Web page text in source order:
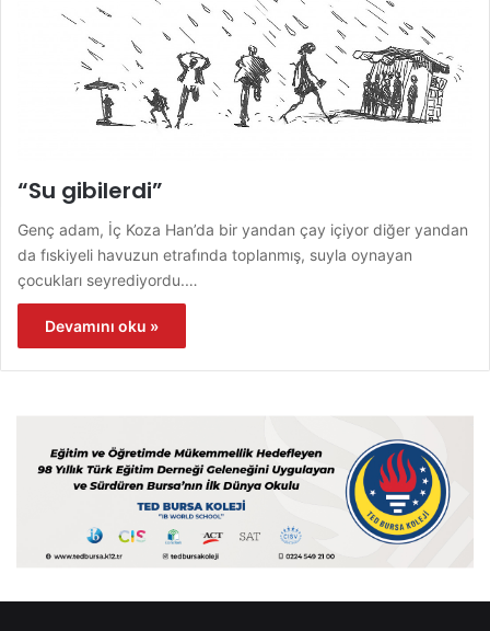
“Su gibilerdi”
Genç adam, İç Koza Han’da bir yandan çay içiyor diğer yandan
da fıskiyeli havuzun etrafında toplanmış, suyla oynayan
çocukları seyrediyordu.…
Devamını oku »